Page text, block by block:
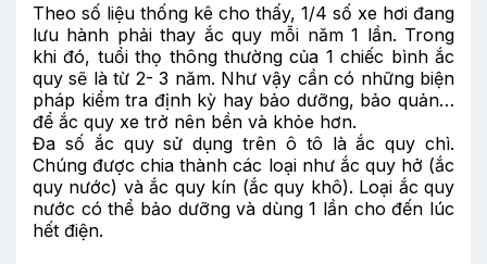
Theo số liệu thống kê cho thấy, 1/4 số xe hơi đang
lưu hành phải thay ắc quy mỗi năm 1 lần. Trong
khi đó, tuổi thọ thông thường của 1 chiếc bình ắc
quy sẽ là từ 2- 3 năm. Như vậy cần có những biện
pháp kiểm tra định kỳ hay bảo dưỡng, bảo quản…
để ắc quy xe trở nên bền và khỏe hơn.
Đa số ắc quy sử dụng trên ô tô là ắc quy chì.
Chúng được chia thành các loại như ắc quy hở (ắc
quy nước) và ắc quy kín (ắc quy khô). Loại ắc quy
nước có thể bảo dưỡng và dùng 1 lần cho đến lúc
hết điện.